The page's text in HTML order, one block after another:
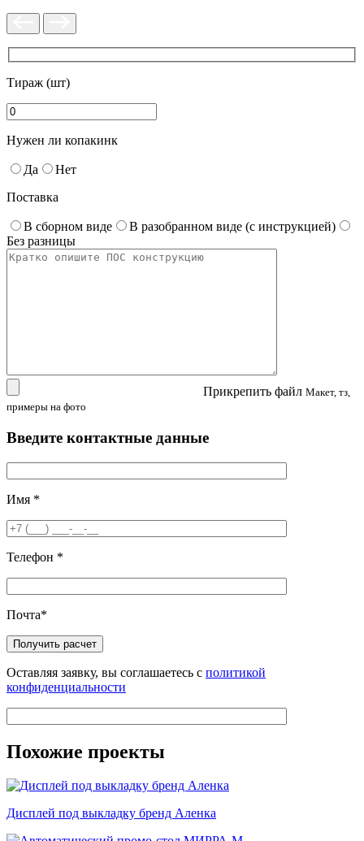
Тираж (шт)
Нужен ли копакинк
Да
Нет
Поставка
В сборном виде
В разобранном виде (с инструкцией)
Без разницы
Прикрепить файл Макет, тз,
примеры на фото
Введите контактные данные
Имя *
Телефон *
Почта*
Оставляя заявку, вы соглашаетесь с политикой
конфиденциальности
Похожие проекты
Дисплей под выкладку бренд Аленка